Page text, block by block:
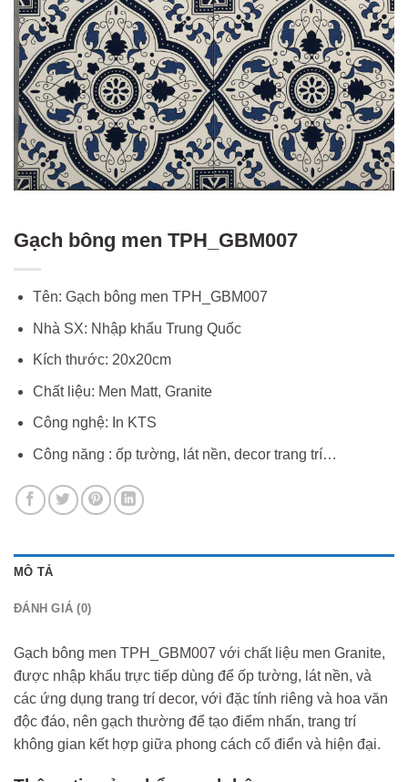
Gạch bông men TPH_GBM007
Tên: Gạch bông men TPH_GBM007
Nhà SX: Nhập khẩu Trung Quốc
Kích thước: 20x20cm
Chất liệu: Men Matt, Granite
Công nghệ: In KTS
Công năng : ốp tường, lát nền, decor trang trí…
MÔ TẢ
ĐÁNH GIÁ (0)
Gạch bông men TPH_GBM007 với chất liệu men Granite,
được nhập khẩu trực tiếp dùng để ốp tường, lát nền, và
các ứng dụng trang trí decor, với đặc tính riêng và hoa văn
độc đáo, nên gạch thường để tạo điểm nhấn, trang trí
không gian kết hợp giữa phong cách cổ điển và hiện đại.